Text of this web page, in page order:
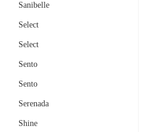
Sanibelle
Select
Select
Sento
Sento
Serenada
Shine